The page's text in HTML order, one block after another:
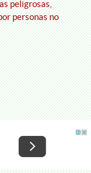
peligrosas,
personas no